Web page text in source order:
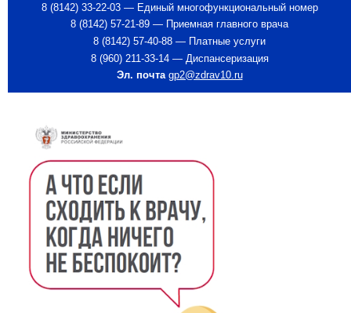
8 (8142) 33-22-03 — Единый многофункциональный номер
8 (8142) 57-21-89 — Приемная главного врача
8 (8142) 57-40-88 — Платные услуги
8 (960) 211-33-14 — Диспансеризация
Эл. почта gp2@zdrav10.ru